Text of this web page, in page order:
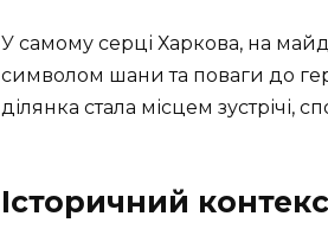
У самому серці Харкова, на
символом шани та поваги до
ділянка стала місцем зустрічі,
Історичний